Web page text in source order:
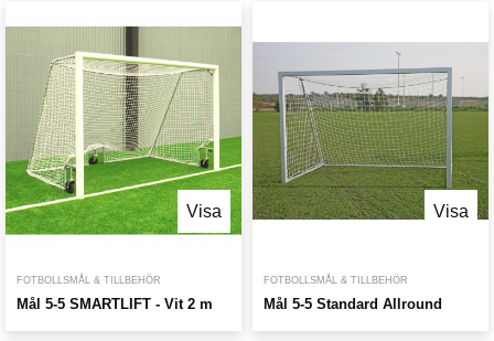
Visa
FOTBOLLSMÅL & TILLBEHÖR
Mål 5-5 SMARTLIFT - Vit 2 m
Visa
FOTBOLLSMÅL & TILLBEHÖR
Mål 5-5 Standard Allround